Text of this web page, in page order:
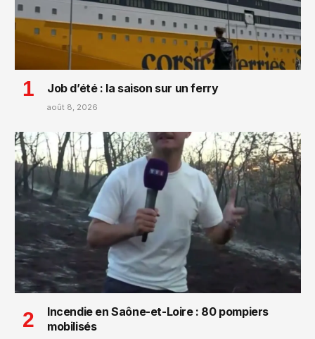
Job d’été : la saison sur un ferry
août 8, 2026
Incendie en Saône-et-Loire : 80 pompiers
mobilisés